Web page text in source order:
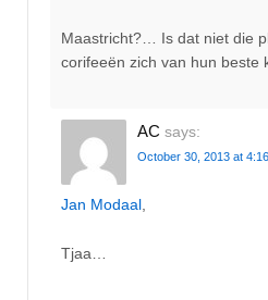
Maastricht?… Is dat niet die
corifeeën zich van hun beste
AC says:
October 30, 2013 at
Jan Modaal,
Tjaa…